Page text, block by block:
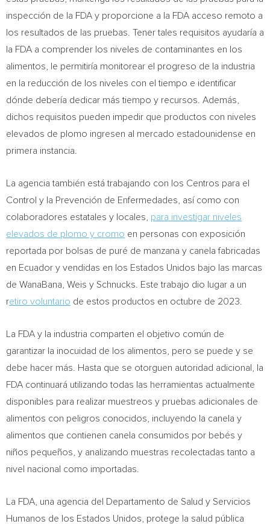
inspección de la FDA y proporcione a la FDA acceso remoto a
los resultados de las pruebas. Tener tales requisitos ayudaría a
la FDA a comprender los niveles de contaminantes en los
alimentos, le permitiría monitorear el progreso de la industria
en la reducción de los niveles con el tiempo e identificar
dónde debería dedicar más tiempo y recursos. Además,
dichos requisitos pueden impedir que productos con niveles
elevados de plomo ingresen al mercado estadounidense en
primera instancia.
La agencia también está trabajando con los Centros para el
Control y la Prevención de Enfermedades, así como con
colaboradores estatales y locales, para investigar niveles
elevados de plomo y cromo en personas con exposición
reportada por bolsas de puré de manzana y canela fabricadas
en Ecuador y vendidas en los Estados Unidos bajo las marcas
de WanaBana, Weis y Schnucks. Este trabajo dio lugar a un
retiro voluntario de estos productos en octubre de 2023.
La FDA y la industria comparten el objetivo común de
garantizar la inocuidad de los alimentos, pero se puede y se
debe hacer más. Hasta que se otorguen autoridad adicional, la
FDA continuará utilizando todas las herramientas actualmente
disponibles para realizar muestreos y pruebas adicionales de
alimentos con peligros conocidos, incluyendo la canela y
alimentos que contienen canela consumidos por bebés y
niños pequeños, y analizando muestras recolectadas tanto a
nivel nacional como importadas.
La FDA, una agencia del Departamento de Salud y Servicios
Humanos de los Estados Unidos, protege la salud pública